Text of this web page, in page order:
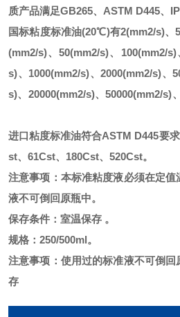
质产品满足GB265、ASTM D445、
国标粘度标准油(20℃)有2(mm2/s)、
(mm2/s)、50(mm2/s)、100(mm2/
s)、1000(mm2/s)、2000(mm2/s)、
s)、20000(mm2/s)、
进口粘度标准油符合ASTM D445要
st、61Cst、180Cst、520Cst。
注意事项：本标准粘度液必须在定
液不可倒回原瓶中。
保存条件：室温保存 。
规格： 250/500ml。
注意事项：使用过的标准液不可倒
存